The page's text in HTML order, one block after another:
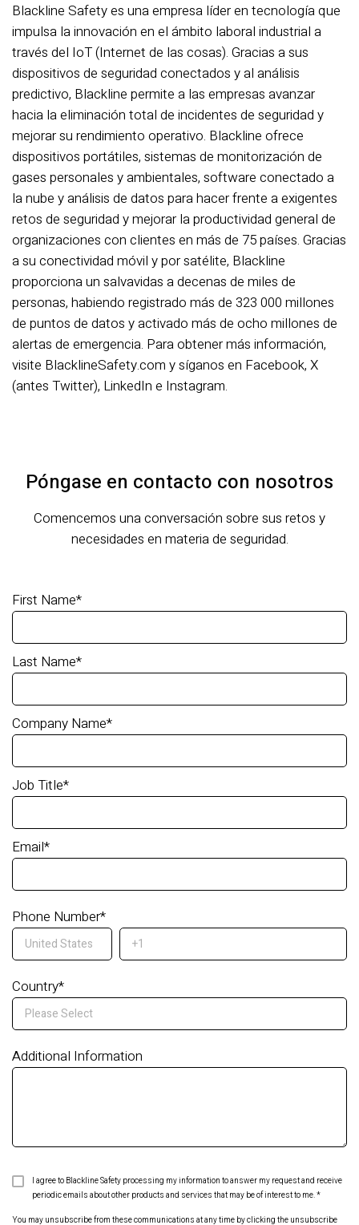
Blackline Safety es una empresa líder en tecnología que
impulsa la innovación en el ámbito laboral industrial a
través del IoT (Internet de las cosas). Gracias a sus
dispositivos de seguridad conectados y al análisis
predictivo, Blackline permite a las empresas avanzar
hacia la eliminación total de incidentes de seguridad y
mejorar su rendimiento operativo. Blackline ofrece
dispositivos portátiles, sistemas de monitorización de
gases personales y ambientales, software conectado a
la nube y análisis de datos para hacer frente a exigentes
retos de seguridad y mejorar la productividad general de
organizaciones con clientes en más de 75 países. Gracias
a su conectividad móvil y por satélite, Blackline
proporciona un salvavidas a decenas de miles de
personas, habiendo registrado más de 323 000 millones
de puntos de datos y activado más de ocho millones de
alertas de emergencia. Para obtener más información,
visite BlacklineSafety.com y síganos en Facebook, X
(antes Twitter), LinkedIn e Instagram.
Póngase en contacto con nosotros
Comencemos una conversación sobre sus retos y
necesidades en materia de seguridad.
First Name*
Last Name*
Company Name*
Job Title*
Email*
Phone Number*
Country*
Additional Information
I agree to Blackline Safety processing my information to answer my request and receive
periodic emails about other products and services that may be of interest to me.*
You may unsubscribe from these communications at any time by clicking the unsubscribe